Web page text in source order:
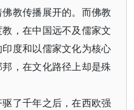
教传播展开的。而佛教
，在中国远不及儒家文
度和以儒家文化为核心
，在文化路径上却是殊
了千年之后，在西欧强